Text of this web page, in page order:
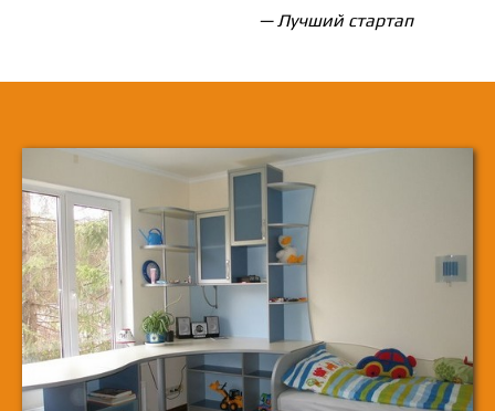
— Лучший стартап